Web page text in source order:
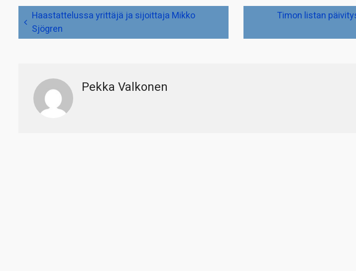
Artikkelien
selausHaastattelussa yrittäjä ja sijoittaja Mikko
Sjögren
Timon listan
Pekka Valkonen